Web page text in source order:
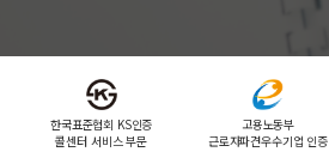
한국표준협회 KS인증
콜센터 서비스 부문
고용노동부
근로자파견우수기업 인증